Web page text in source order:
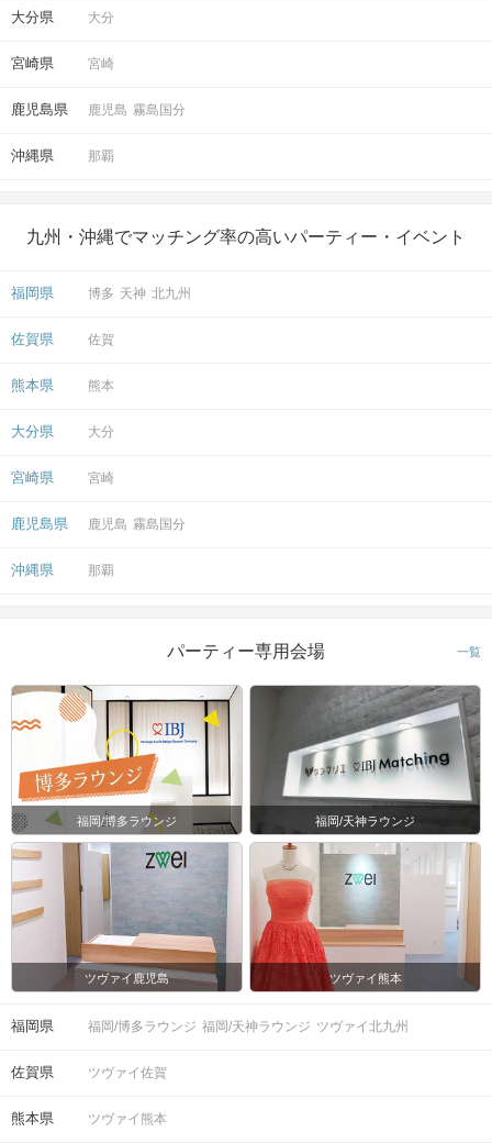
大分県 大分
宮崎県 宮崎
鹿児島県 鹿児島 霧島国分
沖縄県 那覇
九州・沖縄でマッチング率の高いパーティー・イベント
福岡県 博多 天神 北九州
佐賀県 佐賀
熊本県 熊本
大分県 大分
宮崎県 宮崎
鹿児島県 鹿児島 霧島国分
沖縄県 那覇
パーティー専用会場 一覧
福岡/博多ラウンジ 福岡/天神ラウンジ
ツヴァイ鹿児島 ツヴァイ熊本
福岡県 福岡/博多ラウンジ 福岡/天神ラウンジ ツヴァイ北九州
佐賀県 ツヴァイ佐賀
熊本県 ツヴァイ熊本